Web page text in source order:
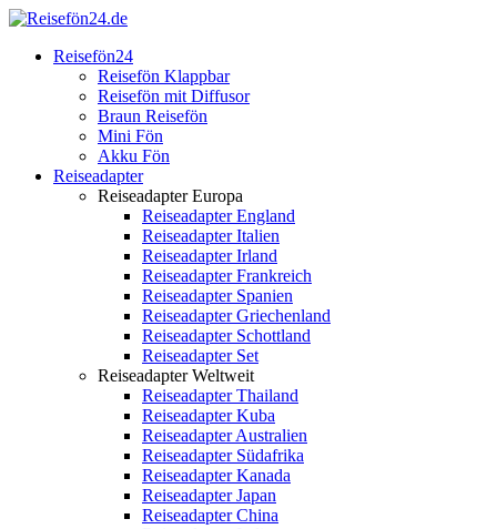
Reisefön24
Reisefön Klappbar
Reisefön mit Diffusor
Braun Reisefön
Mini Fön
Akku Fön
Reiseadapter
Reiseadapter Europa
Reiseadapter England
Reiseadapter Italien
Reiseadapter Irland
Reiseadapter Frankreich
Reiseadapter Spanien
Reiseadapter Griechenland
Reiseadapter Schottland
Reiseadapter Set
Reiseadapter Weltweit
Reiseadapter Thailand
Reiseadapter Kuba
Reiseadapter Australien
Reiseadapter Südafrika
Reiseadapter Kanada
Reiseadapter Japan
Reiseadapter China